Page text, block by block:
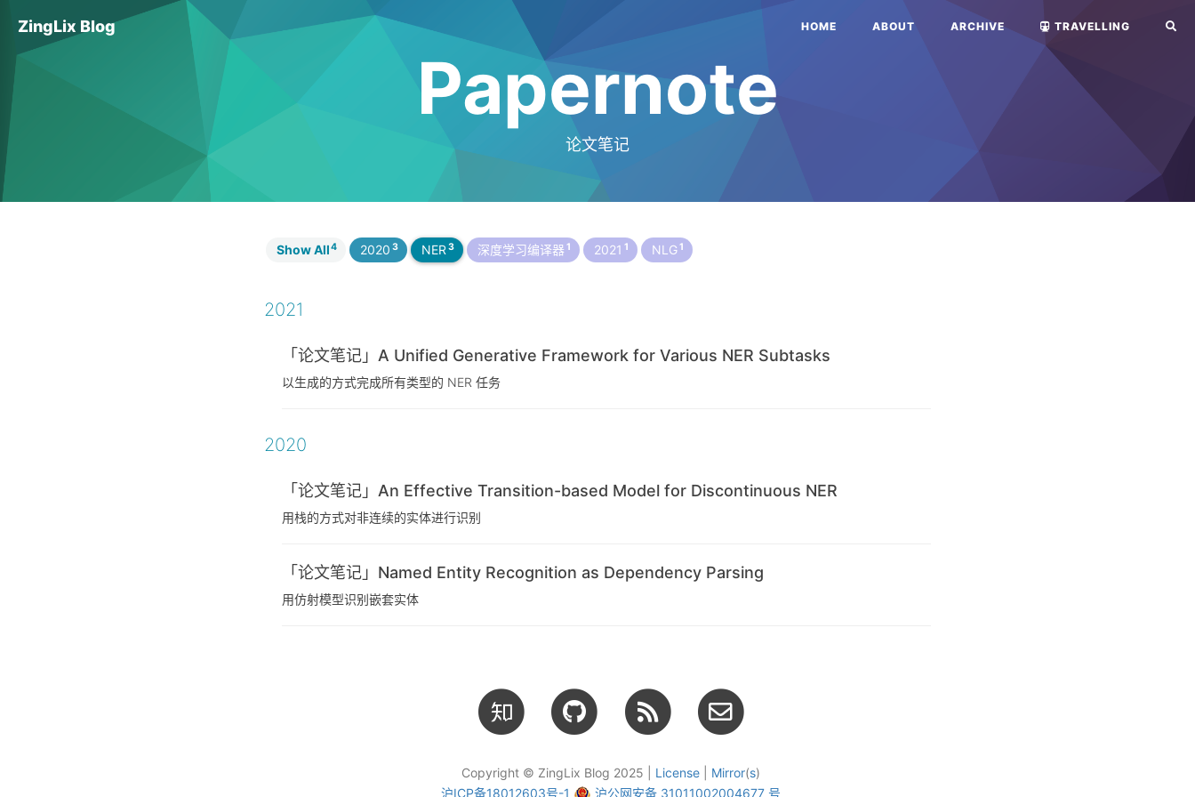
ZingLix Blog HOME ABOUT ARCHIVE TRAVELLING
Papernote
论文笔记
Show All4 20203 NER3 深度学习编译器1 20211 NLG1
2021
「论文笔记」A Unified Generative Framework for Various NER Subtasks
以生成的方式完成所有类型的 NER 任务
2020
「论文笔记」An Effective Transition-based Model for Discontinuous NER
用栈的方式对非连续的实体进行识别
「论文笔记」Named Entity Recognition as Dependency Parsing
用仿射模型识别嵌套实体
Copyright © ZingLix Blog 2025 | License Mirror(s)
沪ICP备18012603号-1
沪公网安备 31011002004677 号